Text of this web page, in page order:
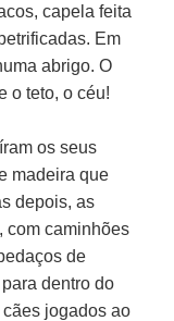
capela feita
Em
abrigo. O
o teto, o céu!
os seus
madeira que
depois, as
com caminhões
de
dentro do
jogados ao